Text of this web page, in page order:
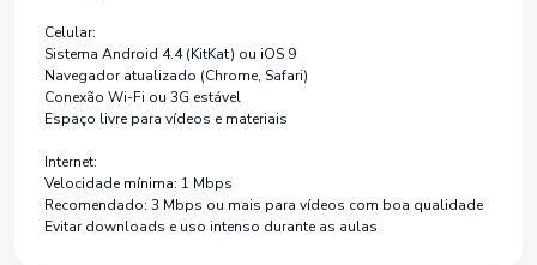
Celular:
Sistema Android 4.4 (KitKat) ou iOS 9
Navegador atualizado (Chrome, Safari)
Conexão Wi-Fi ou 3G estável
Espaço livre para vídeos e materiais
Internet:
Velocidade mínima: 1 Mbps
Recomendado: 3 Mbps ou mais para vídeos com boa qualidade
Evitar downloads e uso intenso durante as aulas